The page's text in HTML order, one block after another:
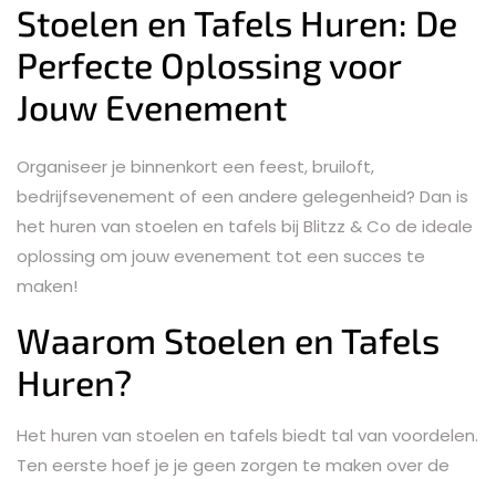
Stoelen en Tafels Huren: De
Perfecte Oplossing voor
Jouw Evenement
Organiseer je binnenkort een feest, bruiloft,
bedrijfsevenement of een andere gelegenheid? Dan is
het huren van stoelen en tafels bij Blitzz & Co de ideale
oplossing om jouw evenement tot een succes te
maken!
Waarom Stoelen en Tafels
Huren?
Het huren van stoelen en tafels biedt tal van voordelen.
Ten eerste hoef je je geen zorgen te maken over de